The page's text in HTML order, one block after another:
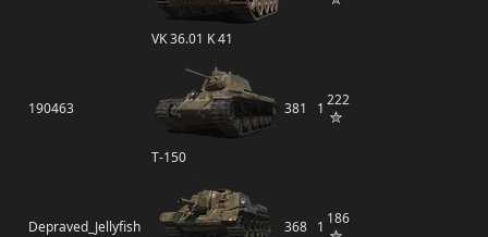
VK 36.01 K 41
190463
Т-150
381 1 222
Depraved_Jellyfish 368 1 186